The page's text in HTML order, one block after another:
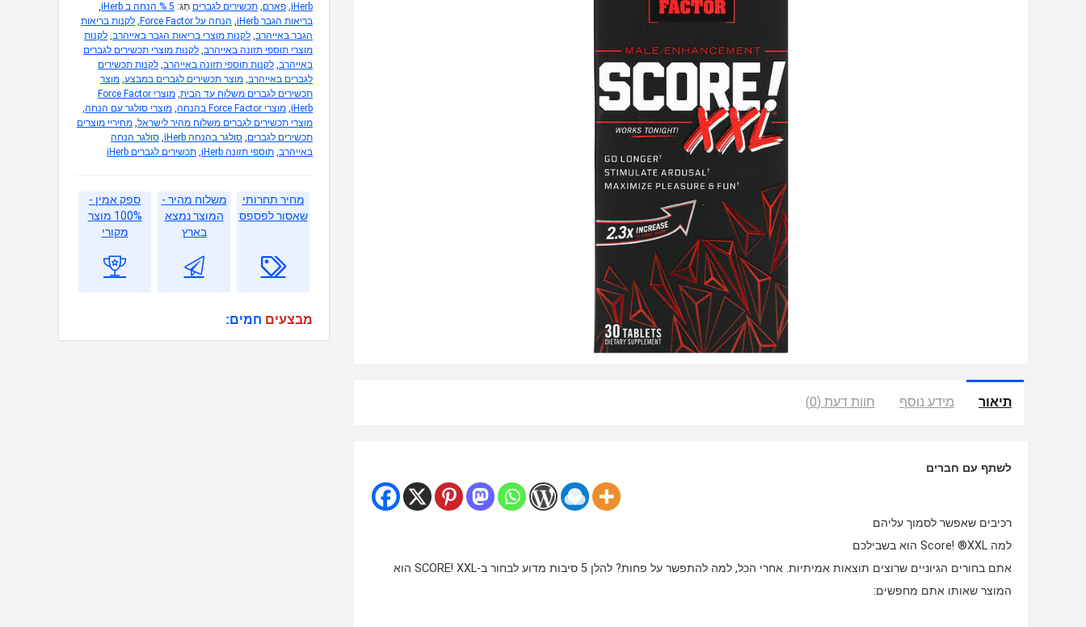
תיאור מידע נוסף חוות דעת (0)
לשתף עם חברים
רכיבים שאפשר לסמוך עליהם
למה Score! ®XXL הוא בשבילכם
אתם בחורים הגיוניים שרוצים תוצאות אמיתיות. אחרי הכל, למה להתפשר על פחות? להלן 5 סיבות מדוע לבחור ב-SCORE! XXL הוא
המוצר שאותו אתם מחפשים:
iHerb
, פארם, תכשירים לגברים תָג: 5 % הנחה ב iHerb
,
בריאות הגבר iHerb
, הנחה על Force Factor , לקנות בריאות
הגבר באייהרב, לקנות מוצרי בריאות הגבר באייהרב, לקנות
מוצרי תוספי תזונה באייהרב, לקנות מוצרי תכשירים לגברים
באייהרב, לקנות תוספי תזונה באייהרב, לקנות תכשירים
לגברים באייהרב, מוצר תכשירים לגברים במבצע, מוצר
תכשירים לגברים משלוח עד הבית,
מוצרי Force Factor
iHerb
, מוצרי Force Factor בהנחה , מוצרי סולגר עם הנחה,
מוצרי תכשירים לגברים משלוח מהיר לישראל, מחיריי מוצרים
תכשירים לגברים, סולגר בהנחה iHerb , סולגר הנחה
באייהרב, תוספי תזונה iHerb , תכשירים לגברים iHerb
מחיר תחרותי
שאסור לפספס
משלוח מהיר -
המוצר נמצא
בארץ
ספק אמין -
100% מוצר
מקורי
מבצעים חמים: